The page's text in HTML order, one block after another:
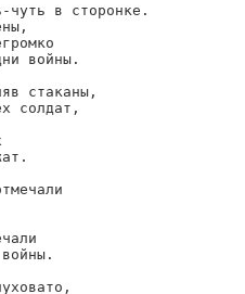
чуть в сторонке.
войны.
стаканы,
солдат,